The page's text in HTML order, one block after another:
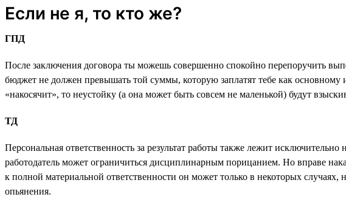
Если не я, то кто же?
ГПД
После заключения договора ты можешь совершенно спокойно перепоручить
бюджет не должен превышать той суммы, которую заплатят тебе как
«накосячит», то неустойку (а она может быть совсем не маленькой) будут
ТД
Персональная ответственность за результат работы также лежит
работодатель может ограничиться дисциплинарным порицанием. Но вправе
к полной материальной ответственности он может только в некоторых
опьянения.